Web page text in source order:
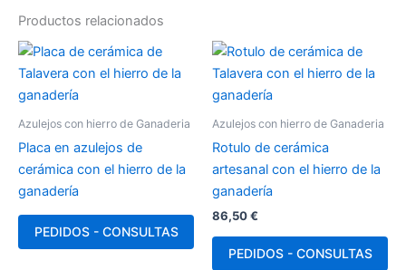
Productos relacionados
Azulejos con hierro de Ganaderia
Placa en azulejos de
cerámica con el hierro de la
ganadería
PEDIDOS - CONSULTAS
Azulejos con hierro de Ganaderia
Rotulo de cerámica
artesanal con el hierro de la
ganadería
86,50€
PEDIDOS - CONSULTAS